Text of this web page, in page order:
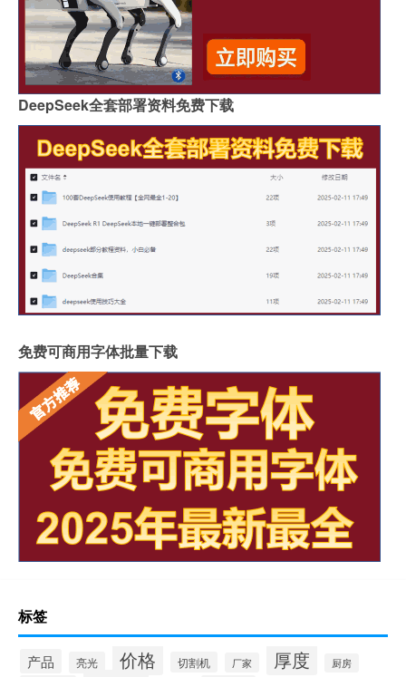
DeepSeek全套部署资料免费下载
免费可商用字体批量下载
标签
产品 亮光 价格 切割机 厂家 厚度 厨房